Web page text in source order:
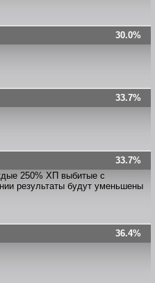
30.0%
33.7%
33.7%
250% ХП выбитые с
результаты будут уменьшены
36.4%